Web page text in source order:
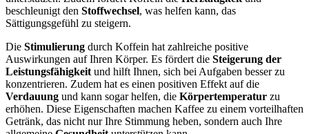
beschleunigt den Stoffwechsel, was helfen kann, das
Sättigungsgefühl zu steigern.
Die Stimulierung durch Koffein hat zahlreiche positive
Auswirkungen auf Ihren Körper. Es fördert die Steigerung der
Leistungsfähigkeit und hilft Ihnen, sich bei Aufgaben besser zu
konzentrieren. Zudem hat es einen positiven Effekt auf die
Verdauung und kann sogar helfen, die Körpertemperatur zu
erhöhen. Diese Eigenschaften machen Kaffee zu einem vorteilhaften
Getränk, das nicht nur Ihre Stimmung heben, sondern auch Ihre